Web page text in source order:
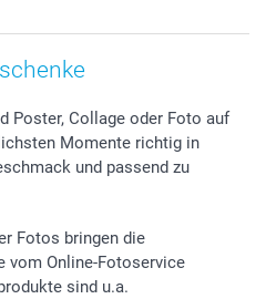
Poster, Collage oder Foto auf
Momente richtig in
und passend zu
Fotos bringen die
vom Online-Fotoservice
sind u.a.